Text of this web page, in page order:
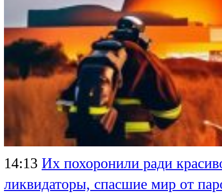
14:13 Их похоронили ради
ликвидаторы, спасшие мир от